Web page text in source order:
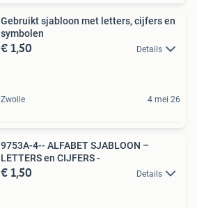
Gebruikt sjabloon met letters, cijfers en
symbolen
€ 1,50 Details
Zwolle 4 mei 26
9753A-4-- ALFABET SJABLOON –
LETTERS en CIJFERS -
€ 1,50 Details